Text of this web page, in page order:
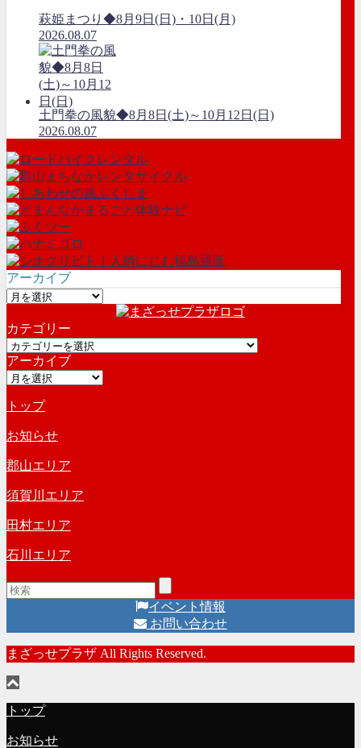
萩姫まつり◆8月9日(日)・10日(月)
2026.08.07
土門拳の風貌◆8月8日(土)～10月12日(日)
2026.08.07
アーカイブ
ア
カ
イ
ブ
カテゴリー
カ
テ
ゴ
ー
アーカイブ
ア
カ
イ
ブ
トップ
お知らせ
郡山エリア
須賀川エリア
田村エリア
石川エリア
イベント情報
お問い合わせ
まざっせプラザ All Rights Reserved.
トップ
お知らせ